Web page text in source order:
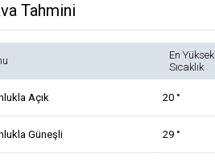
Tahmini
En Yüksek
Sıcaklık
Açık 20 °
Güneşli 29 °